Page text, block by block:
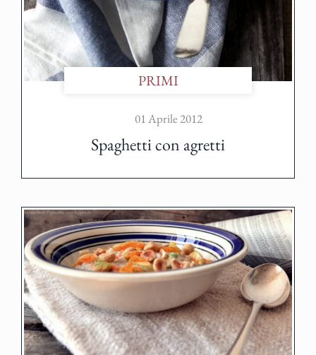
PRIMI
01 Aprile 2012
Spaghetti con agretti